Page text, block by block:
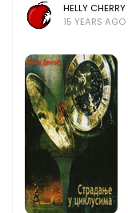
HELLY CHERRY
15 YEARS AGO